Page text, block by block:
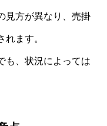
見方が異なり、売掛
ます。
も、状況によっては